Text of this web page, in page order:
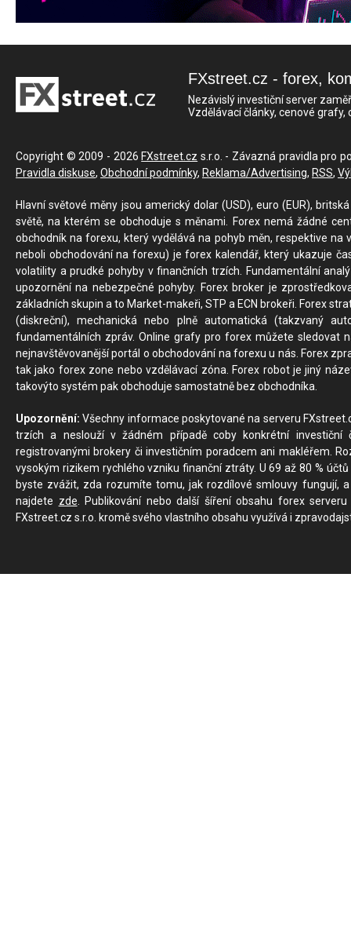
FXstreet.cz - forex,
Nezávislý investiční server
Vzdělávací články, cenové
Copyright © 2009 - 2026 FXstreet.cz s.r.o. - Závazná pravidla pro
Pravidla diskuse, Obchodní podmínky, Reklama/Advertising, RSS,
Hlavní světové měny jsou americký dolar (USD), euro (EUR),
světě, na kterém se obchoduje s měnami. Forex nemá žádné
obchodník na forexu, který vydělává na pohyb měn, respektive
neboli obchodování na forexu) je forex kalendář, který ukazuje
volatility a prudké pohyby v finančních trzích. Fundamentální
upozornění na nebezpečné pohyby. Forex broker je
základních skupin a to Market-makeři, STP a ECN brokeři. Forex
(diskreční), mechanická nebo plně automatická (takzvaný
fundamentálních zpráv. Online grafy pro forex můžete sledovat
nejnavštěvovanější portál o obchodování na forexu u nás. Forex
tak jako forex zone nebo vzdělávací zóna. Forex robot je jiný
takovýto systém pak obchoduje samostatně bez obchodníka.
Upozornění: Všechny informace poskytované na serveru
trzích a neslouží v žádném případě coby konkrétní investiční
registrovanými brokery či investičním poradcem ani makléřem.
vysokým rizikem rychlého vzniku finanční ztráty. U 69 až 80 %
byste zvážit, zda rozumíte tomu, jak rozdílové smlouvy fungují,
najdete zde. Publikování nebo další šíření obsahu forex
FXstreet.cz s.r.o. kromě svého vlastního obsahu využívá i